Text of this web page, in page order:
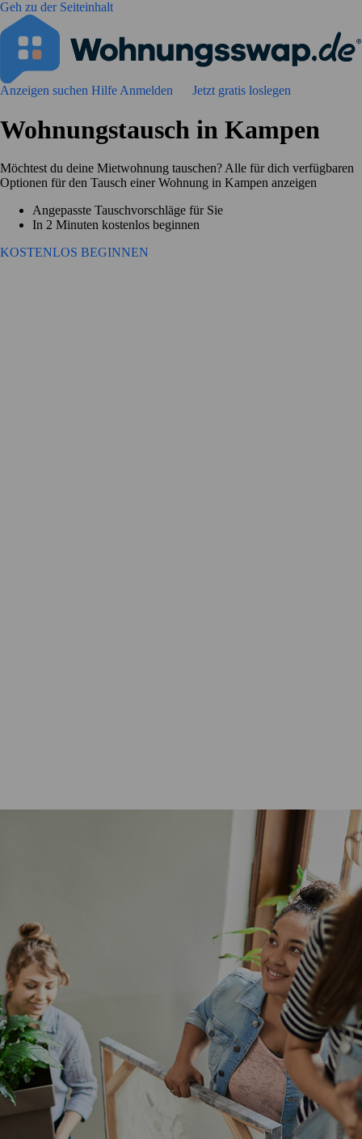
Geh zu der Seiteinhalt
Anzeigen suchen Hilfe Anmelden Jetzt gratis loslegen
Wohnungstausch in Kampen
Möchtest du deine Mietwohnung tauschen? Alle für dich verfügbaren
Optionen für den Tausch einer Wohnung in Kampen anzeigen
Angepasste Tauschvorschläge für Sie
In 2 Minuten kostenlos beginnen
KOSTENLOS BEGINNEN